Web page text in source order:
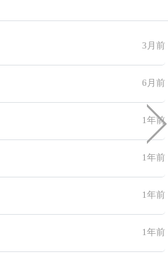
3月前
6月前
1年前
1年前
1年前
1年前